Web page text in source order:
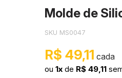
Molde de
SKU MS0047
R$ 49,11
ou1x de R$ 49,11